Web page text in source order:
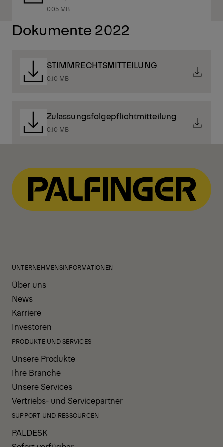
0.05 MB
Dokumente 2022
STIMMRECHTSMITTEILUNG
0.10 MB
Zulassungsfolgepflichtmitteilung
0.10 MB
UNTERNEHMENSINFORMATIONEN
Über uns
News
Karriere
Investoren
PRODUKTE UND SERVICES
Unsere Produkte
Ihre Branche
Unsere Services
Vertriebs- und Servicepartner
SUPPORT UND RESSOURCEN
PALDESK